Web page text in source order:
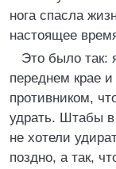
нога спасла
настоящее
Это было так:
переднем крае
противником,
удрать. Штабы
не хотели
поздно, а так,